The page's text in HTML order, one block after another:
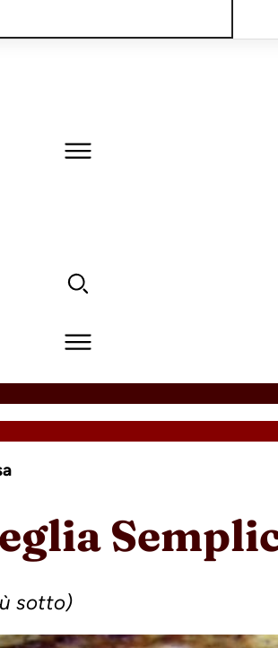
sotto)